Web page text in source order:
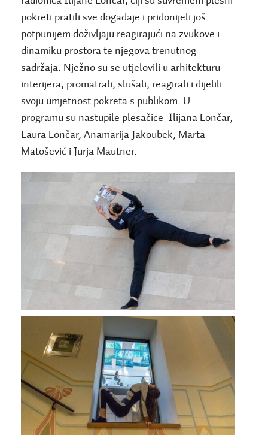
pokreti pratili sve događaje i pridonijeli još
potpunijem doživljaju reagirajući nazvukove i
dinamiku prostora te njegova trenutnog
sadržaja. Nježno su se utjelovili u arhitekturu
interijera, promatrali, slušali, reagirali i dijelili
svoju umjetnost pokreta s publikom. U
programu su nastupile plesačice: Ilijana Lončar,
Laura Lončar, Anamarija Jakoubek, Marta
Matošević i Jurja Mautner.